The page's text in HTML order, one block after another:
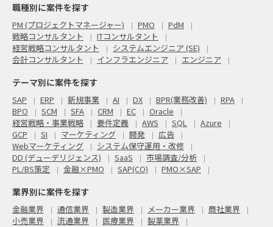
職種別に案件を探す
PM (プロジェクトマネージャー) PMO
PdM
戦略コンサルタント
ITコンサルタント
経営戦略コンサルタント
システムエンジニア (SE)
会計コンサルタント
インフラエンジニア エンジニア
テーマ別に案件を探す
SAP ERP 新規事業 AI DX BPR(業務改善)
RPA
BPO
SCM SFA CRM EC
Oracle
経営戦略・事業戦略
要件定義 AWS SQL
Azure
GCP
SI マーケティング 開発
広告
Webマーケティング
システム保守運用・改修
DD (デューデリジェンス)
SaaS
市場調査/分析
PL/BS策定
金融×PMO SAP(CO) PMO×SAP
業界別に案件を探す
金融業界 通信業界 製造業界 メーカー業界
商社業界
小売業界
流通業界 医療業界 製薬業界